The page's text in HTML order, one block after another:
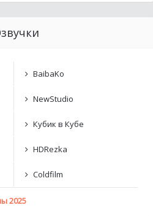
BaibaKo
NewStudio
Кубик в Кубе
HDRezka
Coldfilm
2025